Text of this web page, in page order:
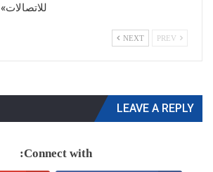
للاتصالات»
NEXT
LEAVE A REPLY
Connect with: